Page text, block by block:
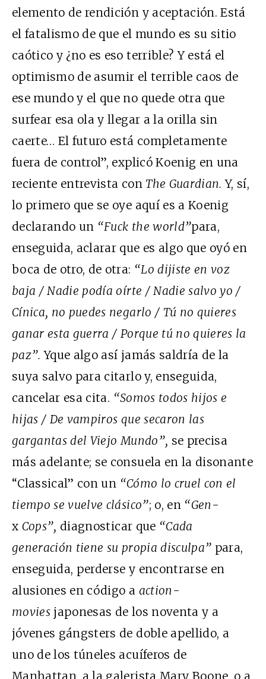
elemento de rendición y aceptación. Está
el fatalismo de que el mundo es su sitio
caótico y ¿no es eso terrible? Y está el
optimismo de asumir el terrible caos de
ese mundo y el que no quede otra que
surfear esa ola y llegar a la orilla sin
caerte… El futuro está completamente
fuera de control”, explicó Koenig en una
reciente entrevista conThe Guardian. Y, sí,
lo primero que se oye aquí es a Koenig
declarando un “Fuck the world”para,
enseguida, aclarar que es algo que oyó en
boca de otro, de otra: “Lo dijiste en voz
baja / Nadie podía oírte / Nadie salvo yo /
Cínica, no puedes negarlo / Tú no quieres
ganar esta guerra / Porque tú no quieres la
paz”. Yque algo así jamás saldría de la
suya salvo para citarlo y, enseguida,
cancelar esa cita. “Somos todos hijos e
hijas / De vampiros que secaron las
gargantas del Viejo Mundo”, se precisa
más adelante; se consuela en la disonante
“Classical” con un “Cómo lo cruel con el
tiempo se vuelve clásico”; o, en “Gen-
x Cops”, diagnosticar que “Cada
generación tiene su propia disculpa” para,
enseguida, perderse y encontrarse en
alusiones en código a action-
movies japonesas de los noventa y a
jóvenes gángsters de doble apellido, a
uno de los túneles acuíferos de